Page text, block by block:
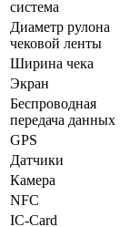
система
Диаметр рулона
чековой ленты
Ширина чека
Экран
Беспроводная
передача данных
GPS
Датчики
Камера
NFC
IC-Card